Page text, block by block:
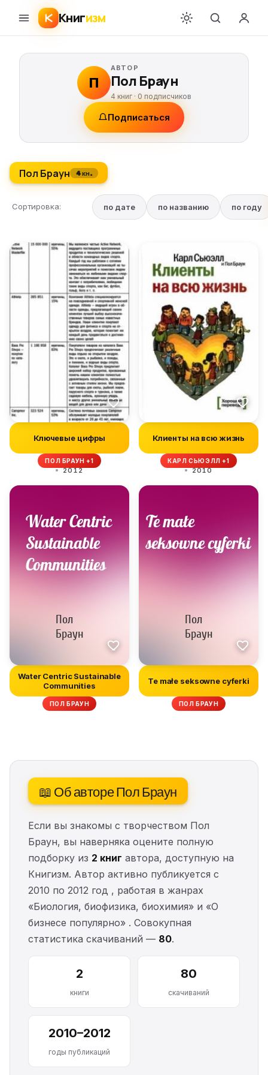
Книгизм
П
АВТОР
Пол Браун
4 книг · 0 подписчиков
Подписаться
Пол Браун 4 кн.
Сортировка: по дате по названию по году
Ключевые цифры
ПОЛ БРАУН +1
2012
Клиенты на всю жизнь
КАРЛ СЬЮЭЛЛ +1
2010
Water Centric Sustainable
Communities
ПОЛ БРАУН
Te małe seksowne cyferki
ПОЛ БРАУН
📖 Об авторе Пол Браун
Если вы знакомы с творчеством Пол
Браун, вы наверняка оцените полную
подборку из 2 книг автора, доступную на
Книгизм. Автор активно публикуется с
2010 по 2012 год , работая в жанрах
«Биология, биофизика, биохимия» и «О
бизнесе популярно» . Совокупная
статистика скачиваний — 80.
2
книги
80
скачиваний
2010–2012
годы публикаций